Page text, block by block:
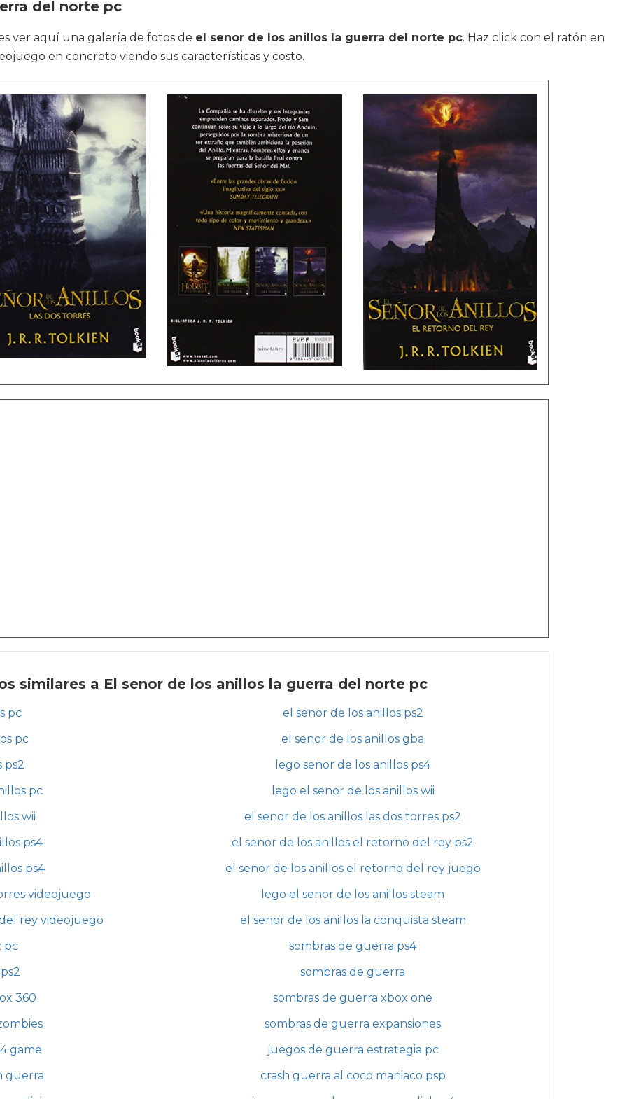
del norte pc
ver aquí una galería de fotos de el senor de los anillos la guerra del norte pc. Haz click con el ratón en
en concreto viendo sus características y costo.
similares a El senor de los anillos la guerra del norte pc
pc
el senor de los anillos ps2
pc
el senor de los anillos gba
ps2
lego senor de los anillos ps4
pc
lego el senor de los anillos wii
wii
el senor de los anillos las dos torres ps2
ps4
el senor de los anillos el retorno del rey ps2
ps4
el senor de los anillos el retorno del rey juego
videojuego
lego el senor de los anillos steam
rey videojuego
el senor de los anillos la conquista steam
pc
sombras de guerra ps4
sombras de guerra
360
sombras de guerra xbox one
sombras de guerra expansiones
game
juegos de guerra estrategia pc
guerra
crash guerra al coco maniaco psp